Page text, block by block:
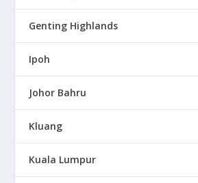
Genting Highlands
Ipoh
Johor Bahru
Kluang
Kuala Lumpur